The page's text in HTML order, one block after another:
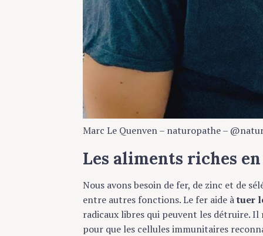
Marc Le Quenven – naturopathe –
Les aliments riches en
Nous avons besoin de fer, de zinc et de
entre autres fonctions. Le fer aide àtuer
radicaux libres qui peuvent les détruire.
pour que les cellules immunitaires